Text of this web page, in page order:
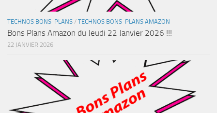
TECHNOS BONS-PLANS / TECHNOS BONS-PLANS AMAZON
Bons Plans Amazon du Jeudi 22 Janvier 2026 !!!
22 JANVIER 2026